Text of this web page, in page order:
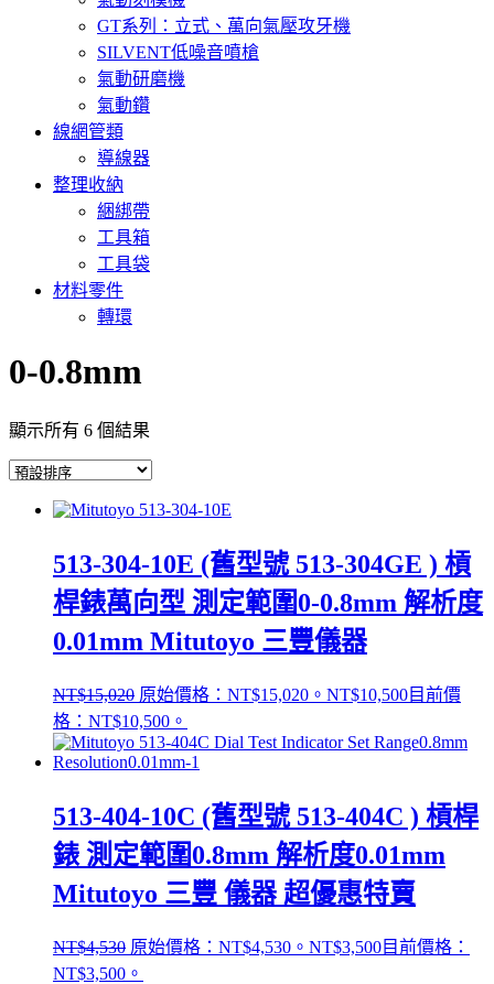
GT系列：立式、萬向氣壓攻牙機
SILVENT低噪音噴槍
氣動研磨機
氣動鑽
線網管類
導線器
整理收納
綑綁帶
工具箱
工具袋
材料零件
轉環
0-0.8mm
顯示所有 6 個結果
513-304-10E (舊型號 513-304GE ) 槓
桿錶萬向型 測定範圍0-0.8mm 解析度
0.01mm Mitutoyo 三豐儀器
NT$15,020 原始價格：NT$15,020。 NT$10,500目前價
格：NT$10,500。
513-404-10C (舊型號 513-404C ) 槓桿
錶 測定範圍0.8mm 解析度0.01mm
Mitutoyo 三豐 儀器 超優惠特賣
NT$4,530 原始價格：NT$4,530。 NT$3,500目前價格：
NT$3,500。